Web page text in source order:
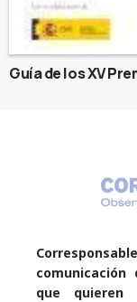
Guía de los XV
comunicación
que quieren